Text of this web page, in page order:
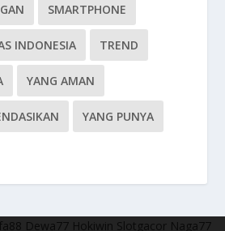
SMARTPHONE
INDONESIA TREND
YANG AMAN
YANG PUNYA
Dewa77 Hokiwin Slotgacor Naga77